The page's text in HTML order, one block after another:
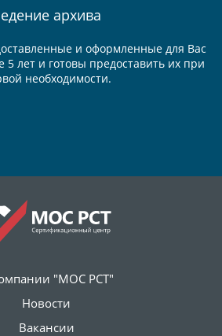
архива
и оформленные для Вас
5 лет и готовы предоставить их при
необходимости.
"МОС РСТ"
Новости
Вакансии